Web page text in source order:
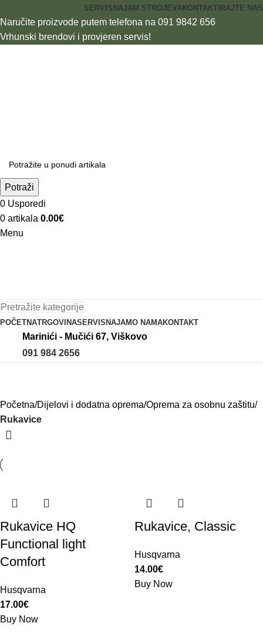
SERVIS NAJAM STROJEVA KONTAKTIRAJTE NAS
Naručite proizvode putem telefona na 091 9842 656
Vrhunski brendovi i provjeren servis!
Potraži
0 Usporedi
0 artikala 0.00€
Menu
Pretražite kategorije
POČETNATRGOVINASERVIS NAJAMO NAMAKONTAKT
Marinići - Mučići 67, Viškovo
091 984 2656
Početna Dijelovi i dodatna oprema Oprema za osobnu zaštitu
Rukavice
Rukavice HQ
Functional light
Comfort
Husqvarna
17.00€
Buy Now
Rukavice, Classic
Husqvarna
14.00€
Buy Now